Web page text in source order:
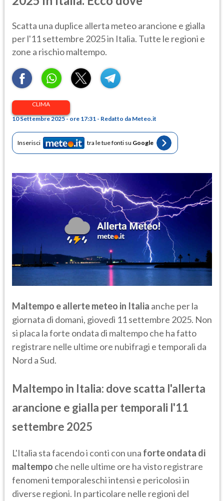
Scatta una duplice allerta meteo arancione e gialla
per l'11 settembre 2025 in Italia. Tutte le regioni e
zone a rischio maltempo.
CLIMA
10 Settembre 2025 - ore 17:31 - Redatto da Meteo.it
Inserisci tra le tue fonti su Google
Maltempo e allerte meteo in Italia anche per la
giornata di domani, giovedì 11 settembre 2025. Non
si placa la forte ondata di maltempo che ha fatto
registrare nelle ultime ore nubifragi e temporali da
Nord a Sud.
Maltempo in Italia: dove scatta l'allerta
arancione e gialla per temporali l'11
settembre 2025
L'Italia sta facendo i conti con una forte ondata di
maltempo che nelle ultime ore ha visto registrare
fenomeni temporaleschi intensi e pericolosi in
diverse regioni. In particolare nelle regioni del